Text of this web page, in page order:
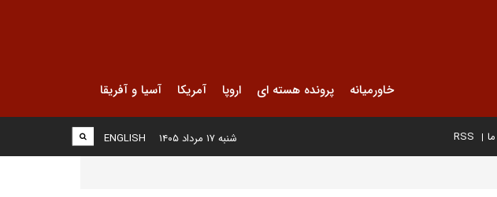
خاورمیانه پرونده هسته ای اروپا آمریکا آسیا و آفریقا
RSS
ENGLISH شنبه ۱۷ مرداد ۱۴۰۵